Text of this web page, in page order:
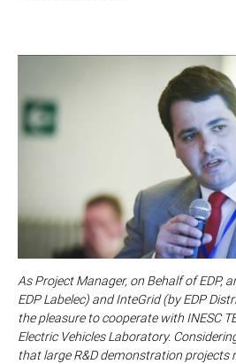
As Project Manager, on Behalf of EDP,
EDP Labelec) and InteGrid (by EDP
the pleasure to cooperate with INESC
Electric Vehicles Laboratory.
that large R&D demonstration projects